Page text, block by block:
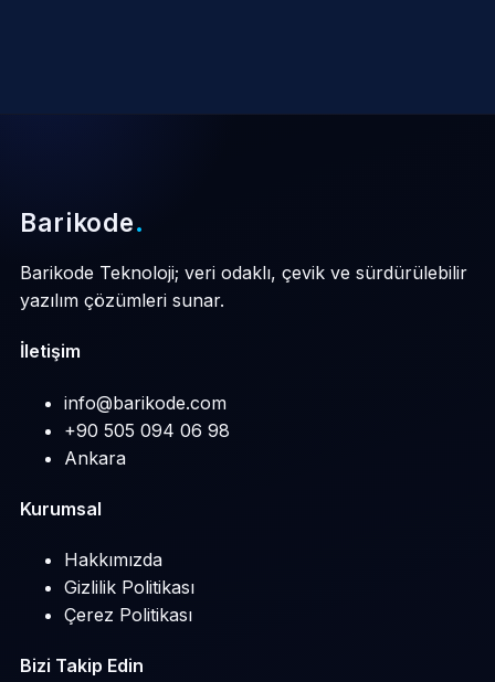
Barikode.
Barikode Teknoloji; veri odaklı, çevik ve sürdürülebilir
yazılım çözümleri sunar.
İletişim
info@barikode.com
+90 505 094 06 98
Ankara
Kurumsal
Hakkımızda
Gizlilik Politikası
Çerez Politikası
Bizi Takip Edin